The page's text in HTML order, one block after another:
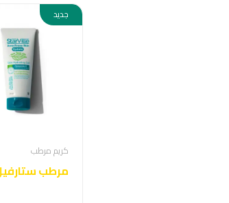
جديد
كريم مرطب